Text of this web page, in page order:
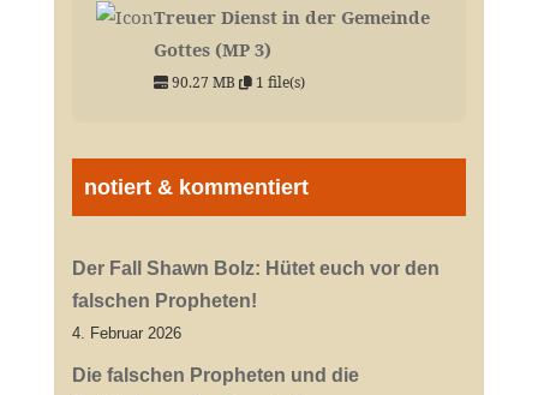
Treuer Dienst in der Gemeinde
Gottes (MP 3)
90.27 MB 1 file(s)
notiert & kommentiert
Der Fall Shawn Bolz: Hütet euch vor den
falschen Propheten!
4. Februar 2026
Die falschen Propheten und die